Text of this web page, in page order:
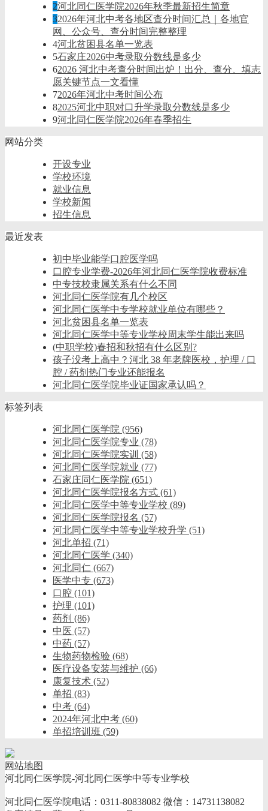
2河北同仁医学院2026年秋季最新招生简章
32026年河北中考各地区查分时间汇总｜各地官
网、公众号、查分时间完整整理
4河北贫困县名单一览表
5石家庄2026中考录取分数线是多少
62026 河北中考查分时间出炉！出分、查分、填志
愿关键节点一文看懂
72026年河北中考时间公布
82025河北中职对口升学录取分数线是多少
9河北同仁医学院2026年春季招生
网站分类
开设专业
学校环境
就业信息
学校新闻
招生信息
最近发表
初中毕业能学口腔医学吗
口腔专业学费-2026年河北同仁医学院收费标准
中专技校隶属关系有什么不同
河北同仁医学院有几个校区
河北同仁医学中专学校就业单位有哪些？
河北贫困县名单一览表
河北同仁医学中等专业学校周末学生能出来吗
(中职学校)春招和秋招有什么区别?
孩子没考上高中？河北 38 年老牌医校，护理 / 口
腔 / 药剂热门专业还能报名
河北同仁医学院毕业证国家承认吗？
标签列表
河北同仁医学院 (956)
河北同仁医学院专业 (78)
河北同仁医学院实训 (58)
河北同仁医学院就业 (77)
石家庄同仁医学院 (651)
河北同仁医学院报名方式 (61)
河北同仁医学中等专业学校 (89)
河北同仁医学院报名 (57)
河北同仁医学中等专业学校升学 (51)
河北单招 (71)
河北同仁医学 (340)
河北同仁 (667)
医学中专 (673)
口腔 (101)
护理 (101)
药剂 (86)
中医 (57)
中药 (57)
生物药物检验 (68)
医疗设备安装与维护 (66)
康复技术 (52)
单招 (83)
中考 (64)
2024年河北中考 (60)
单招培训班 (59)
网站地图
河北同仁医学院-河北同仁医学中等专业学校
河北同仁医学院电话：0311-80838082 微信：14731138082